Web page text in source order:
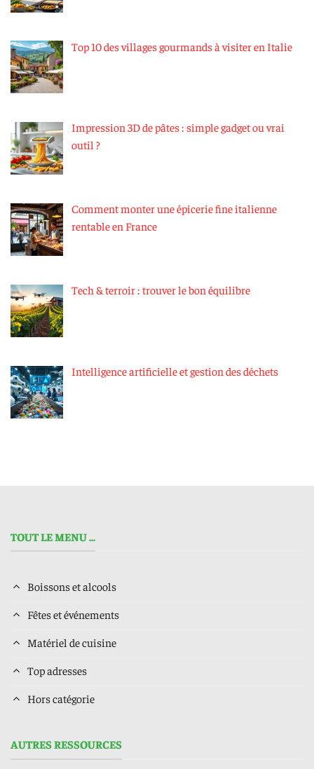
Top 10 des villages gourmands à visiter en Italie
Impression 3D de pâtes : simple gadget ou vrai
outil ?
Comment monter une épicerie fine italienne
rentable en France
Tech & terroir : trouver le bon équilibre
Intelligence artificielle et gestion des déchets
TOUT LE MENU ...
Boissons et alcools
Fêtes et événements
Matériel de cuisine
Top adresses
Hors catégorie
AUTRES RESSOURCES